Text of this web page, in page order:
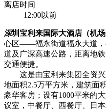
离店时间
12:00以前
深圳宝利来国际大酒店（机场
心区——福永街道福永大道，
道及广深高速公路，距离地
交通便捷。
这是由宝利来集团全资兴
地面积2.5万平方米，建筑面
豪华客房；设有1000平米的
议室，中餐厅、西餐厅、日